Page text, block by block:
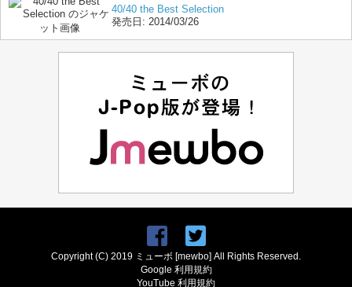
40/40 the Best Selection
発売日: 2014/03/26
Copyright (C) 2019 ミューボ [mewbo] All Rights Reserved.
Google 利用規約
YouTube 利用規約